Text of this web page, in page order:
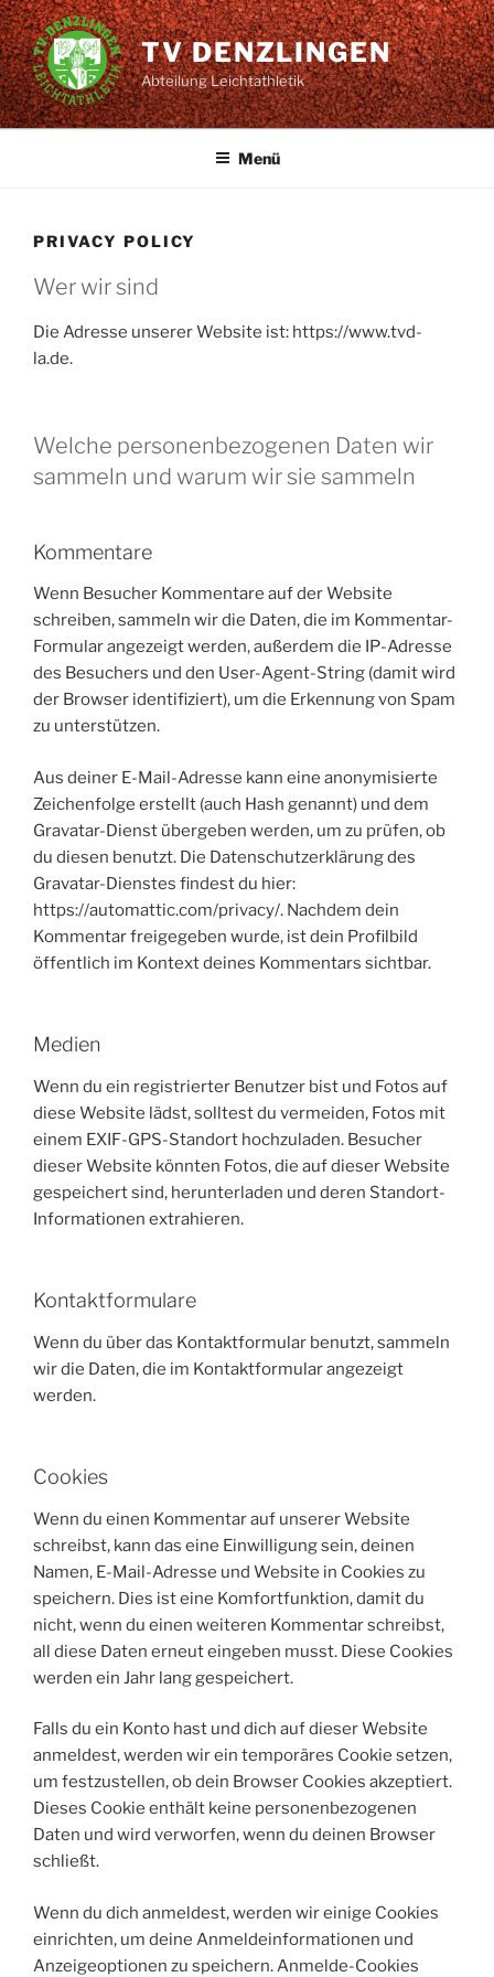
Zum
Inhalt
springen
TV DENZLINGEN
Abteilung Leichtathletik
Menü
PRIVACY POLICY
Wer wir sind
Die Adresse unserer Website ist: https://www.tvd-
la.de.
Welche personenbezogenen Daten wir
sammeln und warum wir sie sammeln
Kommentare
Wenn Besucher Kommentare auf der Website
schreiben, sammeln wir die Daten, die im Kommentar-
Formular angezeigt werden, außerdem die IP-Adresse
des Besuchers und den User-Agent-String (damit wird
der Browser identifiziert), um die Erkennung von Spam
zu unterstützen.
Aus deiner E-Mail-Adresse kann eine anonymisierte
Zeichenfolge erstellt (auch Hash genannt) und dem
Gravatar-Dienst übergeben werden, um zu prüfen, ob
du diesen benutzt. Die Datenschutzerklärung des
Gravatar-Dienstes findest du hier:
https://automattic.com/privacy/. Nachdem dein
Kommentar freigegeben wurde, ist dein Profilbild
öffentlich im Kontext deines Kommentars sichtbar.
Medien
Wenn du ein registrierter Benutzer bist und Fotos auf
diese Website lädst, solltest du vermeiden, Fotos mit
einem EXIF-GPS-Standort hochzuladen. Besucher
dieser Website könnten Fotos, die auf dieser Website
gespeichert sind, herunterladen und deren Standort-
Informationen extrahieren.
Kontaktformulare
Wenn du über das Kontaktformular benutzt, sammeln
wir die Daten, die im Kontaktformular angezeigt
werden.
Cookies
Wenn du einen Kommentar auf unserer Website
schreibst, kann das eine Einwilligung sein, deinen
Namen, E-Mail-Adresse und Website in Cookies zu
speichern. Dies ist eine Komfortfunktion, damit du
nicht, wenn du einen weiteren Kommentar schreibst,
all diese Daten erneut eingeben musst. Diese Cookies
werden ein Jahr lang gespeichert.
Falls du ein Konto hast und dich auf dieser Website
anmeldest, werden wir ein temporäres Cookie setzen,
um festzustellen, ob dein Browser Cookies akzeptiert.
Dieses Cookie enthält keine personenbezogenen
Daten und wird verworfen, wenn du deinen Browser
schließt.
Wenn du dich anmeldest, werden wir einige Cookies
einrichten, um deine Anmeldeinformationen und
Anzeigeoptionen zu speichern. Anmelde-Cookies